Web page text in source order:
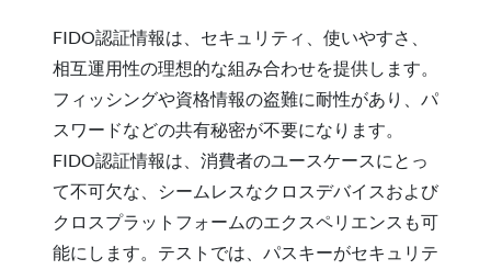
FIDO認証情報は、セキュリティ、使いやすさ、
相互運用性の理想的な組み合わせを提供します。
フィッシングや資格情報の盗難に耐性があり、パ
スワードなどの共有秘密が不要になります。
FIDO認証情報は、消費者のユースケースにとっ
て不可欠な、シームレスなクロスデバイスおよび
クロスプラットフォームのエクスペリエンスも可
能にします。テストでは、パスキーがセキュリテ